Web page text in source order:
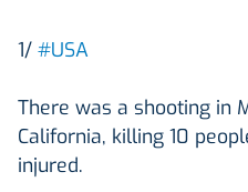
1/ #USA
There was a shooting in
California, killing 10
injured.